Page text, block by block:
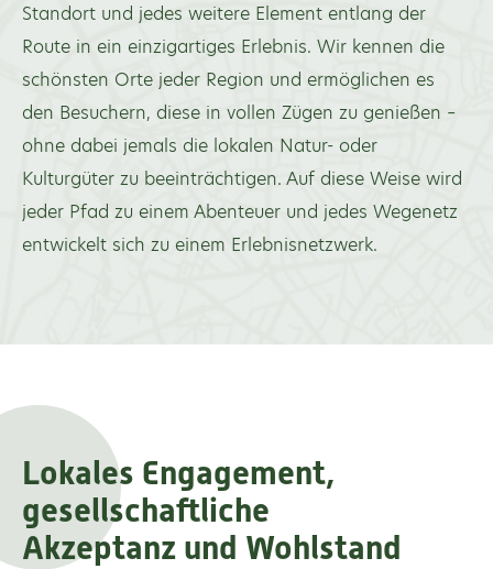
Standort und jedes weitere Element entlang der
Route in ein einzigartiges Erlebnis. Wir kennen die
schönsten Orte jeder Region und ermöglichen es
den Besuchern, diese in vollen Zügen zu genießen –
ohne dabei jemals die lokalen Natur- oder
Kulturgüter zu beeinträchtigen. Auf diese Weise wird
jeder Pfad zu einem Abenteuer und jedes Wegenetz
entwickelt sich zu einem Erlebnisnetzwerk.
Lokales Engagement,
gesellschaftliche
Akzeptanz und Wohlstand